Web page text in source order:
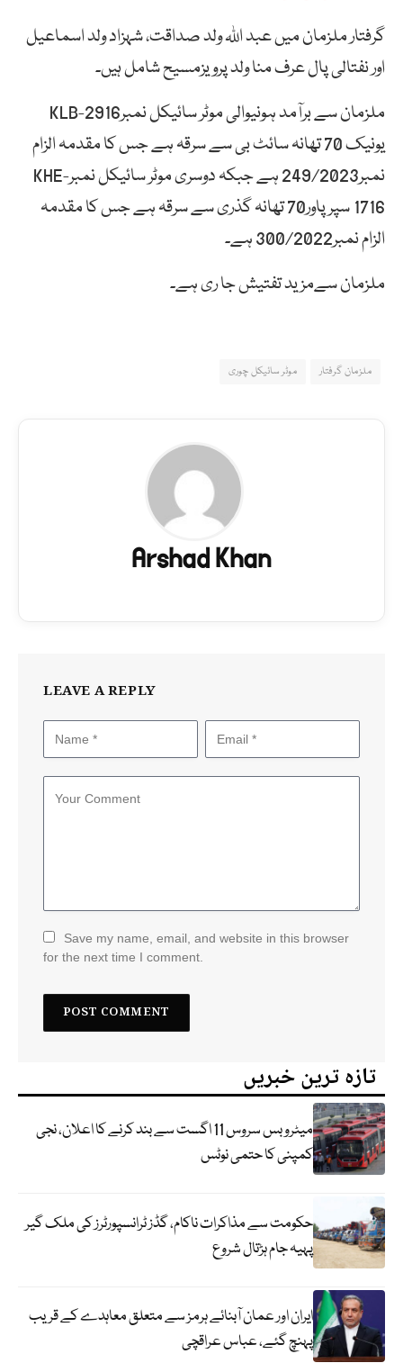
گرفتار ملزمان میں عبد اللہ ولد صداقت، شہزاد ولد اسماعیل
اور نفتالی پال عرف منا ولد پرویزمسیح شامل ہیں۔
ملزمان سے برآمد ہونیوالی موٹر سائیکل نمبرKLB-2916
یونیک 70 تھانہ سائٹ بی سے سرقہ ہے جس کا مقدمہ الزام
نمبر249/2023 ہے جبکہ دوسری موٹر سائیکل نمبرKHE-
1716 سپر پاور70 تھانہ گذری سے سرقہ ہے جس کا مقدمہ
الزام نمبر300/2022 ہے۔
ملزمان سےمزید تفتیش جا ری ہے۔
ملزمان گرفتار موٹر سائیکل چوری
Arshad Khan
LEAVE A REPLY
Save my name, email, and website in this browser
for the next time I comment.
تازہ ترین خبریں
میٹرو بس سروس 11 اگست سے بند کرنے کا اعلان، نجی
کمپنی کا حتمی نوٹس
حکومت سے مذاکرات ناکام، گڈز ٹرانسپورٹرز کی ملک گیر
پہیہ جام ہڑتال شروع
ایران اور عمان آبنائے ہرمز سے متعلق معاہدے کے قریب
پہنچ گئے، عباس عراقچی